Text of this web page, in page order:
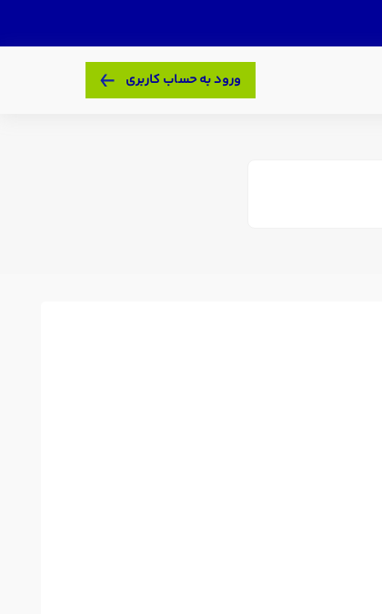
ورود به حساب کاربری